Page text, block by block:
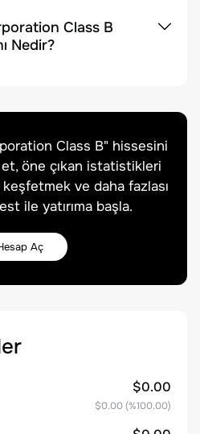
Class B
Nedir?
Class B" hissesini
öne çıkan istatistikleri
ve daha fazlası
ile yatırıma başla.
Aç
$0.00
$0.00 (%100.00)